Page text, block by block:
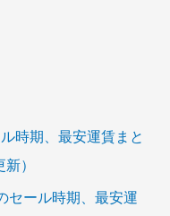
時期、最安運賃まと
）
セール時期、最安運